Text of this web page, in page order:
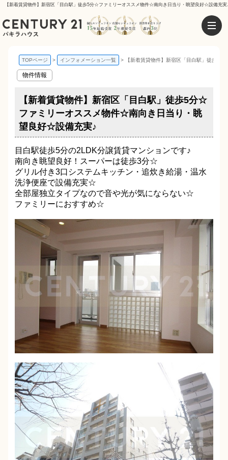
【新着賃貸物件】新宿区「目白駅」徒歩5分☆ファミリーオススメ物件☆南向き日当り・眺望良好☆設備充
TOPページ インフォメーション一覧 【新着賃貸物件】新宿区「目白駅」徒歩5
物件情報
【新着賃貸物件】新宿区「目白駅」徒歩5分☆
ファミリーオススメ物件☆南向き日当り・眺
望良好☆設備充実♪
目白駅徒歩5分の2LDK分譲賃貸マンションです♪
南向き眺望良好！スーパーは徒歩3分☆
グリル付き3口システムキッチン・追炊き給湯・温水
洗浄便座で設備充実☆
全部屋独立タイプなので音や光が気にならない☆
ファミリーにおすすめ☆